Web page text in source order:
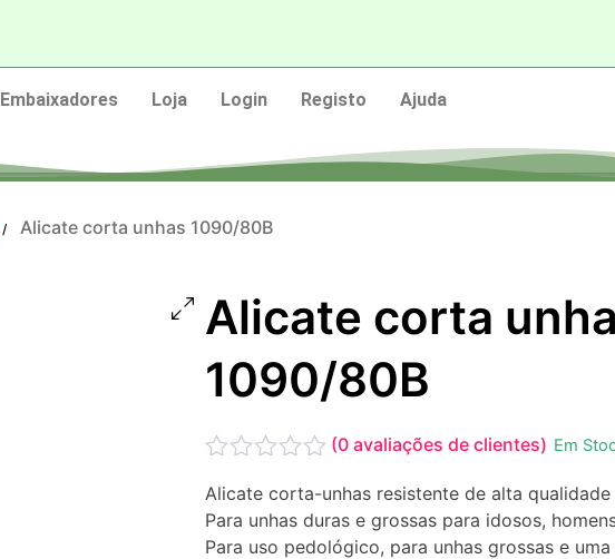
Embaixadores Loja Login Registo
Ajuda
/ Alicate corta unhas 1090/80B
Alicate corta
1090/80B
0
de
5
(0 avaliações de clientes) Em
Alicate corta-unhas resistente de alta
Para unhas duras e grossas para idosos,
Para uso pedológico, para unhas grossas e